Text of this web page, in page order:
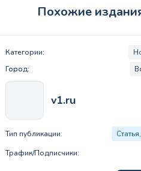
Похожие
Категории:
Город:
v1.ru
Тип публикации:
Трафик/Подписчики: